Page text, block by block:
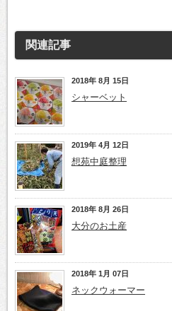
関連記事
2018年 8月 15日
シャーベット
2019年 4月 12日
想苑中庭整理
2018年 8月 26日
大分のお土産
2018年 1月 07日
ネックウォーマー